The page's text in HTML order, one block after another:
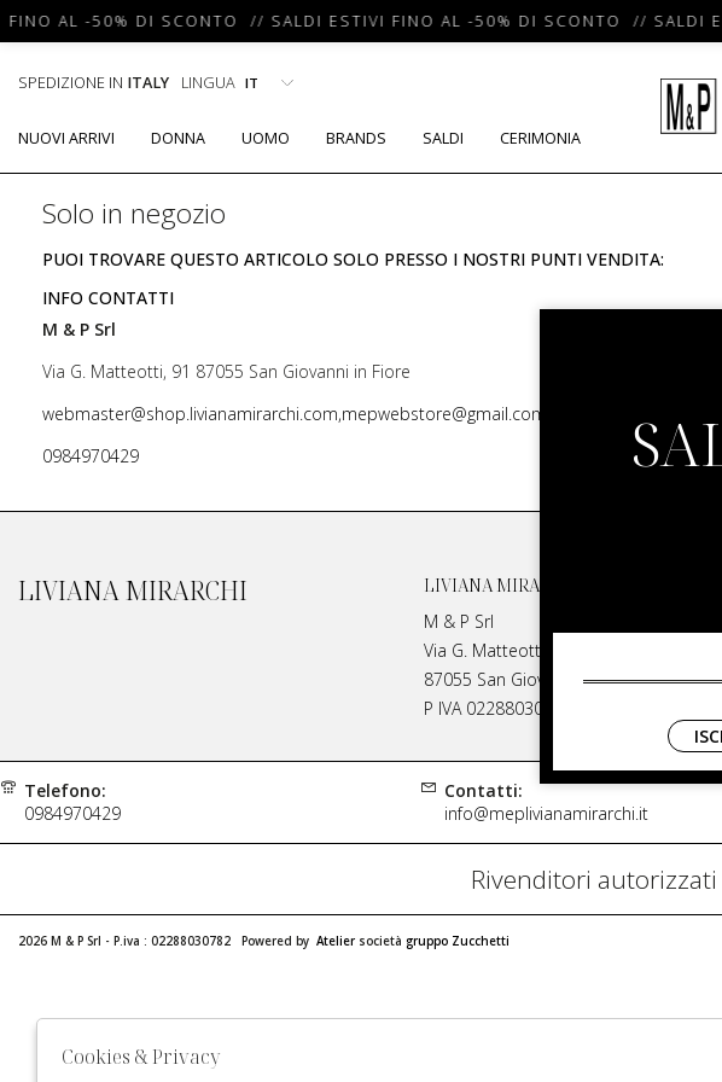
FINO AL -50% DI SCONTO // SALDI ESTIVI FINO AL -50% DI SCONTO // SALDI
SPEDIZIONE IN ITALY LINGUA
NUOVI ARRIVI DONNA UOMO BRANDS SALDI CERIMONIA
Solo in negozio
PUOI TROVARE QUESTO ARTICOLO SOLO PRESSO I NOSTRI PUNTI VENDITA:
INFO CONTATTI
M & P Srl
Via G. Matteotti, 91 87055 San Giovanni in Fiore
webmaster@shop.livianamirarchi.com,mepwebstore@gmail.com
0984970429
LIVIANA MIRARCHI
LIVIANA MIRARCHI
M & P Srl
Via G. Matteotti, 91
87055 San Giovanni in Fiore Italia
P IVA 02288030782
Telefono:
0984970429
Contatti:
info@meplivianamirarchi.it
Rivenditori
2026 M & P Srl - P.iva : 02288030782 Powered by Atelier società gruppo Zucchetti
Cookies & Privacy